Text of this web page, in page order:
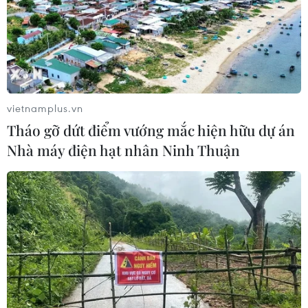
01/08/2026 07:05
Bộ Y tế : Trên 22% người trưởng
thành thiếu vận động thể lực
TP Hồ Chí Minh đồng hành để trẻ
mắc bệnh hiểm nghèo không lỡ cơ
hội học tập và điều trị
30/07/2026 13:53
Bé trai 7 tuổi được ghép thận xuyên
Việt từ người hiến chết não
30/07/2026 12:52
vietnamplus.vn
Tháo gỡ dứt điểm vướng mắc hiện hữu dự án
Nhà máy điện hạt nhân Ninh Thuận